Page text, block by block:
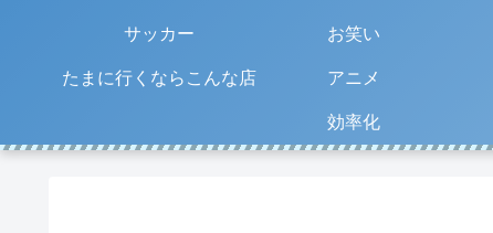
サッカー お笑い
たまに行くならこんな店 アニメ
効率化